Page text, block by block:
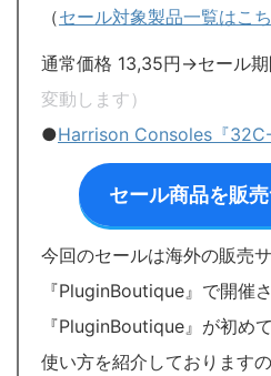
（セール対象製品一覧はこ
通常価格 13,35円→セール期
変動します）
●Harrison Consoles『32C-
セール商品を販
今回のセールは海外の販売
『PluginBoutique』で開催
『PluginBoutique』が初め
使い方を紹介しております